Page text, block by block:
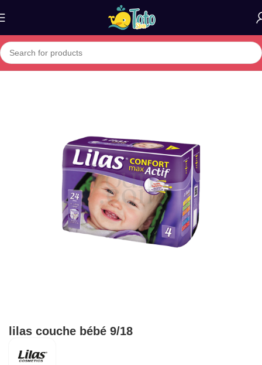
Home»Boutique»lilas couche bébé 9/18
lilas couche bébé 9/18